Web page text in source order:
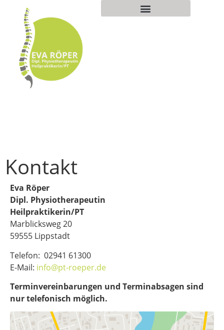
Kontakt
Eva Röper
Dipl. Physiotherapeutin
Heilpraktikerin/PT
Marblicksweg 20
59555 Lippstadt
Telefon: 02941 61300
E-Mail: info@pt-roeper.de
Terminvereinbarungen und Terminabsagen sind
nur telefonisch möglich.